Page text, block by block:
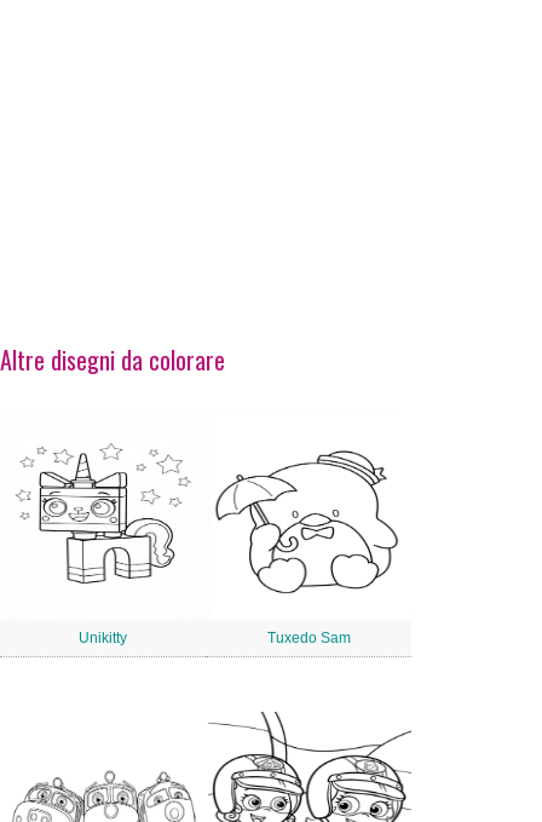
Altre disegni da colorare
Unikitty Tuxedo Sam